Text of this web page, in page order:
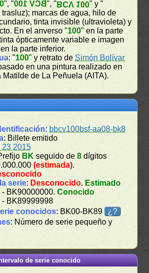
", "BCV 100", "BCV 100" y "
trasluz); marcas de agua, hilo de
tinta invisible (ultravioleta) y
En el anverso "100" en la parte
ópticamente variable e imagen
la parte inferior.
: "100" y retrato deSimón Bolívar
en una pintura realizado en
Matilde de La Peñuela (AITA).
: bbcv100bsf-aa08-bk8
: Billete emitido
23 2015
BK seguido de8 dígitos
(estimada).
serie: Desconocido. Estimado
- BK90000000.Conocido
- BK89999998
conocidos: BK00-BK89
¿?
: Número de serie pequeño y
de serie conocido